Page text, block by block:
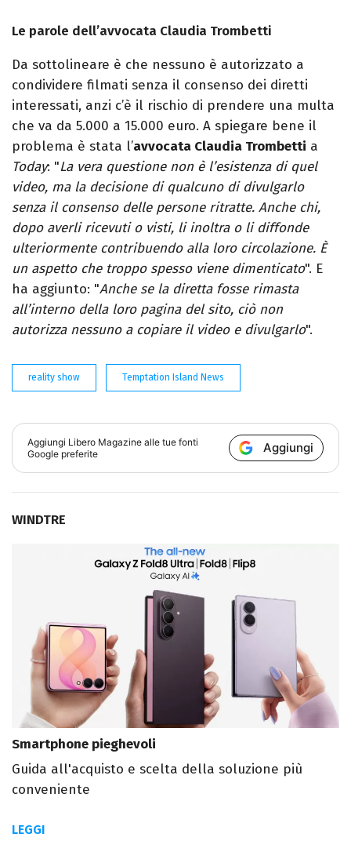
Le parole dell’avvocata Claudia Trombetti
Da sottolineare è che nessuno è autorizzato a
condividere filmati senza il consenso dei diretti
interessati, anzi c’è il rischio di prendere una multa
che va da 5.000 a 15.000 euro. A spiegare bene il
problema è stata l’avvocata Claudia Trombetti a
Today: "La vera questione non è l’esistenza di quel
video, ma la decisione di qualcuno di divulgarlo
senza il consenso delle persone ritratte. Anche chi,
dopo averli ricevuti o visti, li inoltra o li diffonde
ulteriormente contribuendo alla loro circolazione. È
un aspetto che troppo spesso viene dimenticato". E
ha aggiunto: "Anche se la diretta fosse rimasta
all’interno della loro pagina del sito, ciò non
autorizza nessuno a copiare il video e divulgarlo".
reality show Temptation Island News
Aggiungi Libero Magazine alle tue fonti
Google preferite
Aggiungi
WINDTRE
Smartphone pieghevoli
Guida all'acquisto e scelta della soluzione più
conveniente
LEGGI